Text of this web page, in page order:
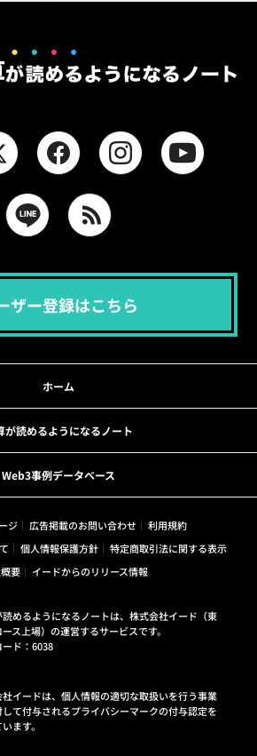
ザー登録はこちら
ホーム
が読めるようになるノート
Web3事例データベース
ジ 広告掲載のお問い合わせ
利用規約
個人情報保護方針
特定商取引法に関する表示
要
イードからのリリース情報
めるようになるノートは、株式会社イード（東
ス上場）の運営するサービスです。
ド：6038
イードは、個人情報の適切な取扱いを行う事業
て付与されるプライバシーマークの付与認定を
ます。